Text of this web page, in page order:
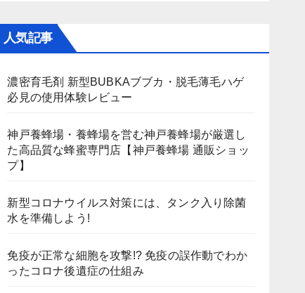
人気記事
濃密育毛剤 新型BUBKAブブカ・脱毛薄毛ハゲ
必見の使用体験レビュー
神戸養蜂場・養蜂場を営む神戸養蜂場が厳選し
た高品質な蜂蜜専門店【神戸養蜂場 通販ショッ
プ】
新型コロナウイルス対策には、タンク入り除菌
水を準備しよう!
免疫が正常な細胞を攻撃!? 免疫の誤作動でわか
ったコロナ後遺症の仕組み